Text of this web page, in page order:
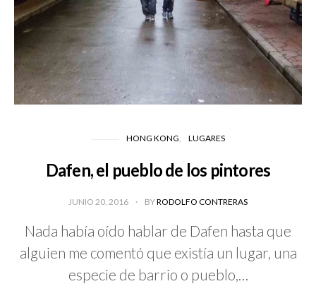
HONG KONG LUGARES
Dafen, el pueblo de los pintores
JUNIO 20, 2016 BYRODOLFO CONTRERAS
Nada había oído hablar de Dafen hasta que
alguien me comentó que existía un lugar, una
especie de barrio o pueblo,…